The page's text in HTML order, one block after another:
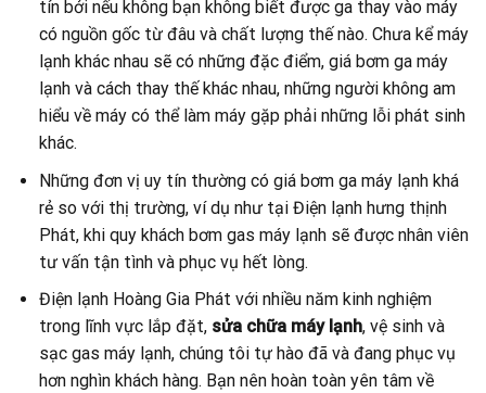
tín bởi nếu không bạn không biết được ga thay vào máy
có nguồn gốc từ đâu và chất lượng thế nào. Chưa kể máy
lạnh khác nhau sẽ có những đặc điểm, giá bơm ga máy
lạnh và cách thay thế khác nhau, những người không am
hiểu về máy có thể làm máy gặp phải những lỗi phát sinh
khác.
Những đơn vị uy tín thường có giá bơm ga máy lạnh khá
rẻ so với thị trường, ví dụ như tại Điện lạnh hưng thịnh
Phát, khi quy khách bơm gas máy lạnh sẽ được nhân viên
tư vấn tận tình và phục vụ hết lòng.
Điện lạnh Hoàng Gia Phát với nhiều năm kinh nghiệm
trong lĩnh vực lắp đặt, sửa chữa máy lạnh, vệ sinh và
sạc gas máy lạnh, chúng tôi tự hào đã và đang phục vụ
hơn nghìn khách hàng. Bạn nên hoàn toàn yên tâm về